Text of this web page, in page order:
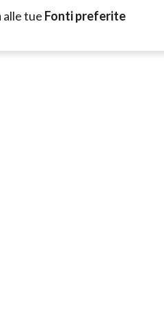
alle tue Fonti preferite